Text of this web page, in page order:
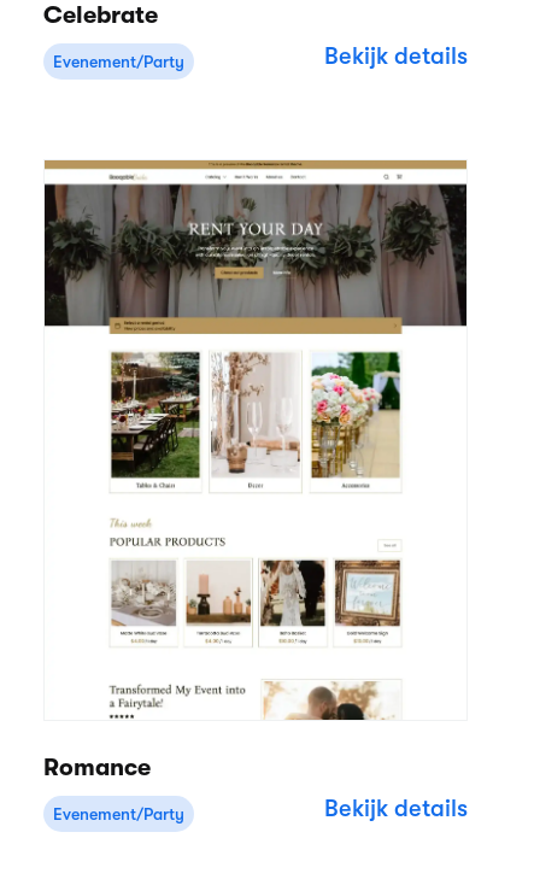
Celebrate
Evenement/Party Bekijk details
Romance
Evenement/Party Bekijk details